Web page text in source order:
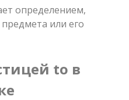
определением,
или его
to в